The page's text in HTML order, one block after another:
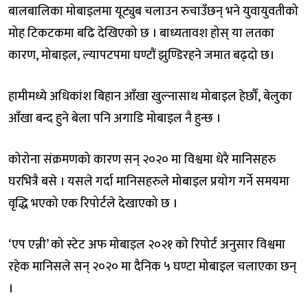
बालबालिका मोबाइलमा यूट्युब चलाउन रुचाउँछन् भने युवायुवतीको
मोह टिकटकमा बढि देखिएको छ । बाध्यतावश होस् या लतका
कारण, मोबाइल, ल्यापटपमा घण्टौं झुण्डिरहने जमात बढ्दो छ।
हामीमध्ये अधिकांश बिहान आँखा खुल्नासाथ मोबाइल हेर्छौं, बेलुका
आँखा बन्द हुने बेला पनि अगाडि मोबाइल नै हुन्छ ।
कोरोना संक्रमणको कारण सन् २०२० मा विश्वमा धेरै मानिसहरु
घरभित्रै बसे । यसले गर्दा मानिसहरुले मोबाइल प्रयोग गर्ने समयमा
वृद्धि भएको एक रिपोर्टले देखाएको छ ।
‘एप एन्नी’ को स्टेट अफ मोबाइल २०२१ को रिपोर्ट अनुसार विश्वमा
रहेक मानिसले सन् २०२० मा दैनिक ५ घण्टा मोबाइल चलाएका छन्
।